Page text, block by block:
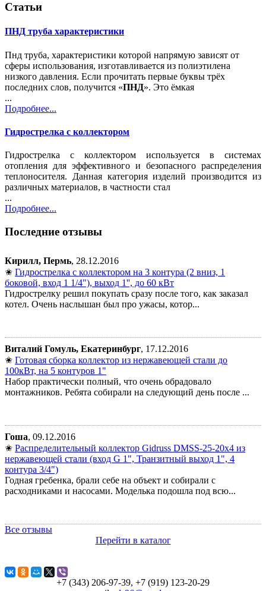
Статьи
ПНД труба характеристики
Пнд труба, характеристики которой напрямую зависят от
сферы использования, изготавливается из полиэтилена
низкого давления. Если прочитать первые буквы трёх
последних слов, получится «ПНД». Это ёмкая
...
Подробнее...
Гидрострелка с коллектором
Гидрострелка с коллектором используется в системах
отопления для эффективного и безопасного распределения
теплоносителя. Данная категория изделий производится из
различных материалов, в частности стал
...
Подробнее...
Последние отзывы
Кирилл, Пермь, 28.12.2016
✬ Гидрострелка с коллектором на 3 контура (2 вниз, 1
боковой, вход 1 1/4"), выход 1'', до 60 кВт
Гидрострелку решил покупать сразу после того, как заказал
котел. Очень наслышан был про ужасы, котор...
Виталий Гомуль, Екатеринбург, 17.12.2016
✬ Готовая сборка коллектор из нержавеющей стали до
100кВт, на 5 контуров 1"
Набор практически полный, что очень обрадовало
монтажников. Ребята собирали на следующий день после ...
Гоша, 09.12.2016
✬ Распределительный коллектор Gidruss DMSS-25-20x4 из
нержавеющей стали (вход G 1", Транзитный выход 1", 4
контура 3/4")
Годная гребенка, брали себе на объект и собирали с
расходниками и насосами. Моделька подошла под всю...
Все отзывы
Перейти в каталог
+7 (343) 206-97-39, +7 (919) 123-20-29